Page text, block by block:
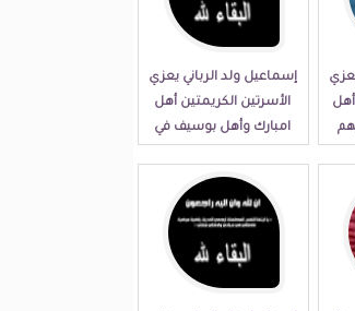
إسماعيل ولد الرباني يعزي
الأسرتين الكريمتين أهل
امبارك وأهل بوسيف في